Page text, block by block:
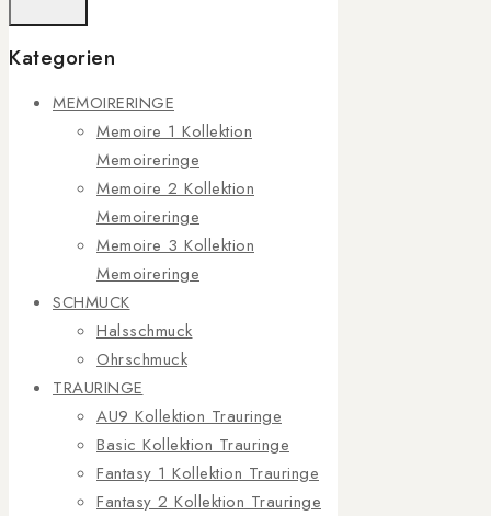
Kategorien
MEMOIRERINGE
Memoire 1 Kollektion
Memoireringe
Memoire 2 Kollektion
Memoireringe
Memoire 3 Kollektion
Memoireringe
SCHMUCK
Halsschmuck
Ohrschmuck
TRAURINGE
AU9 Kollektion Trauringe
Basic Kollektion Trauringe
Fantasy 1 Kollektion Trauringe
Fantasy 2 Kollektion Trauringe